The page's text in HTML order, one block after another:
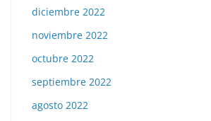
diciembre 2022
noviembre 2022
octubre 2022
septiembre 2022
agosto 2022